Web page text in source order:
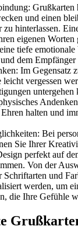
Grußkarten
und einen
zu hinterlassen.
eigenen Worten
tiefe
dem Empfänger
Im Gegensatz
vergessen
untergehen
halten und
Bei
Sie Ihrer
perfekt auf
Von der
Schriftarten und
werden, um
die Ihre Gefühle